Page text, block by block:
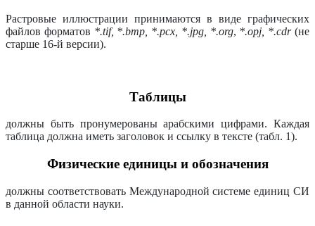
Растровые иллюстрации принимаются в виде графических
файлов форматов *.tif, *.bmp, *.pcx, *.jpg, *.org, *.opj, *.cdr(не
старше 16-й версии).
Таблицы
должны быть пронумерованы арабскими цифрами. Каждая
таблица должна иметь заголовок и ссылку в тексте (табл. 1).
Физические единицы и обозначения
должны соответствовать Международной системе единиц СИ
в данной области науки.